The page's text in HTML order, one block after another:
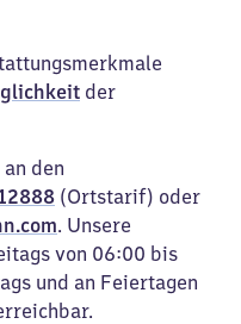
der
den
(Ortstarif) oder
. Unsere
von 06:00 bis
und an Feiertagen